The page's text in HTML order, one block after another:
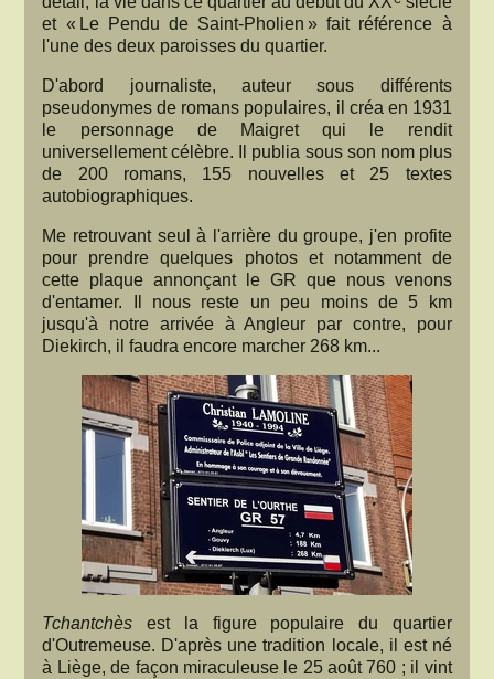
et « Le Pendu de Saint-Pholien » fait référence à
l'une des deux paroisses du quartier.
D'abord journaliste, auteur sous différents
pseudonymes de romans populaires, il créa en 1931
le personnage de Maigret qui le rendit
universellement célèbre. Il publia sous son nom plus
de 200 romans, 155 nouvelles et 25 textes
autobiographiques.
Me retrouvant seul à l'arrière du groupe, j'en profite
pour prendre quelques photos et notamment de
cette plaque annonçant le GR que nous venons
d'entamer. Il nous reste un peu moins de 5 km
jusqu'à notre arrivée à Angleur par contre, pour
Diekirch, il faudra encore marcher 268 km...
Tchantchès est la figure populaire du quartier
d'Outremeuse. D'après une tradition locale, il est né
à Liège, de façon miraculeuse le 25 août 760 ; il vint